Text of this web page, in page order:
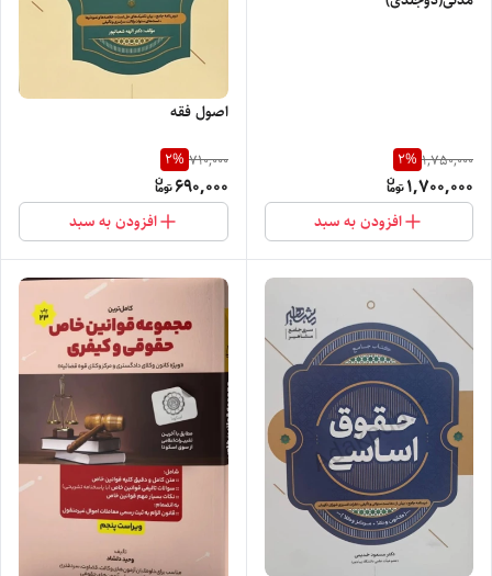
1,750,000
2%
1,700,000
افزودن به سبد
اصول فقه
710,000
2%
690,000
افزودن به سبد